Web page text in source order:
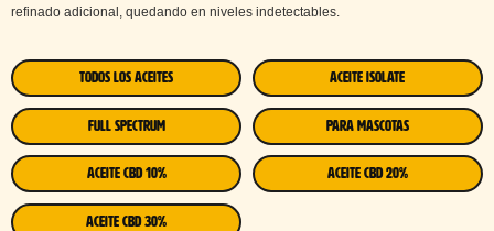
refinado adicional, quedando en niveles indetectables.
TODOS LOS ACEITES ACEITE ISOLATE
FULL SPECTRUM PARA MASCOTAS
ACEITE CBD 10% ACEITE CBD 20%
ACEITE CBD 30%